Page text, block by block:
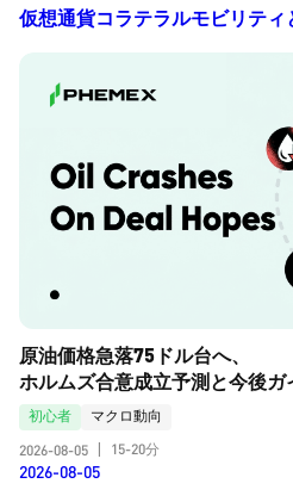
仮想通貨コラテラルモビリテ
原油価格急落75ドル台へ、
ホルムズ合意成立予測と今後ガ
初心者
マクロ動向
2026-08-05
15-20分
2026-08-05